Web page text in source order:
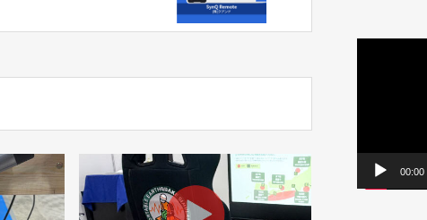
動
00:00